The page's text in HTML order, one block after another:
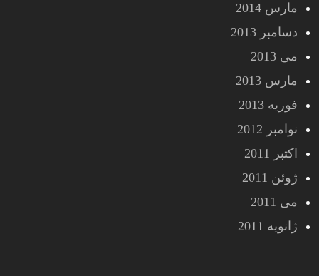
مارس 2014
دسامبر 2013
می 2013
مارس 2013
فوریه 2013
نوامبر 2012
اکتبر 2011
ژوئن 2011
می 2011
ژانویه 2011